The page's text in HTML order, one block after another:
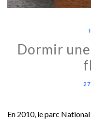
Dormir
En 2010, le parc